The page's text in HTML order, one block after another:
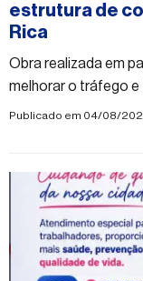
estrutura de
Rica
Obra realizada em
melhorar o tráfego
rural
Publicado em 04/08/